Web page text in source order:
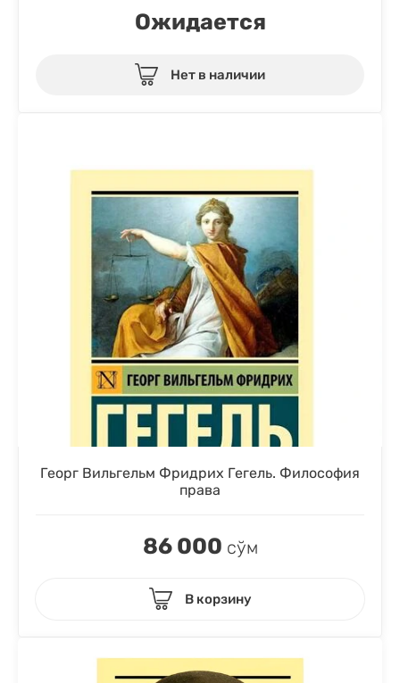
Ожидается
Нет в наличии
Георг Вильгельм Фридрих Гегель. Философия
права
86 000 сўм
В корзину